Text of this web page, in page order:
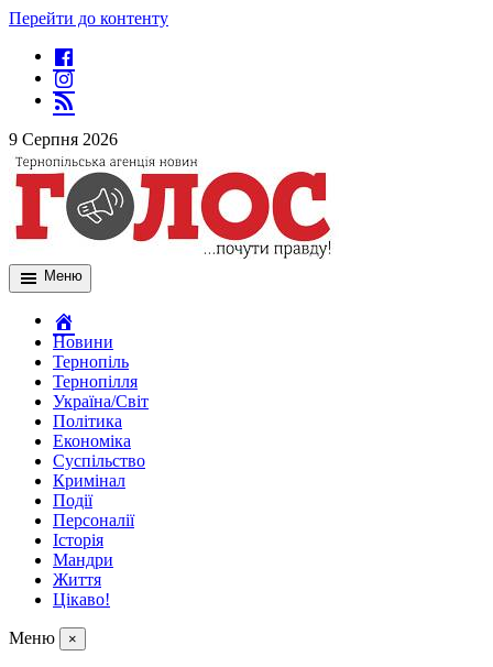
Перейти до контенту
9 Серпня 2026
Меню
Новини
Тернопіль
Тернопілля
Україна/Світ
Політика
Економіка
Суспільство
Кримінал
Події
Персоналії
Історія
Мандри
Життя
Цікаво!
Меню ×